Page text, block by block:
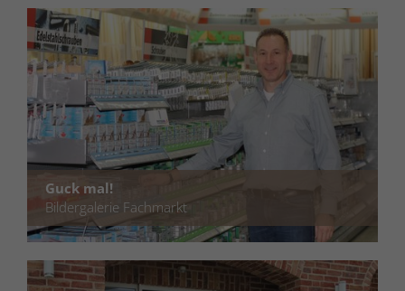
Guck mal!
Bildergalerie Fachmarkt